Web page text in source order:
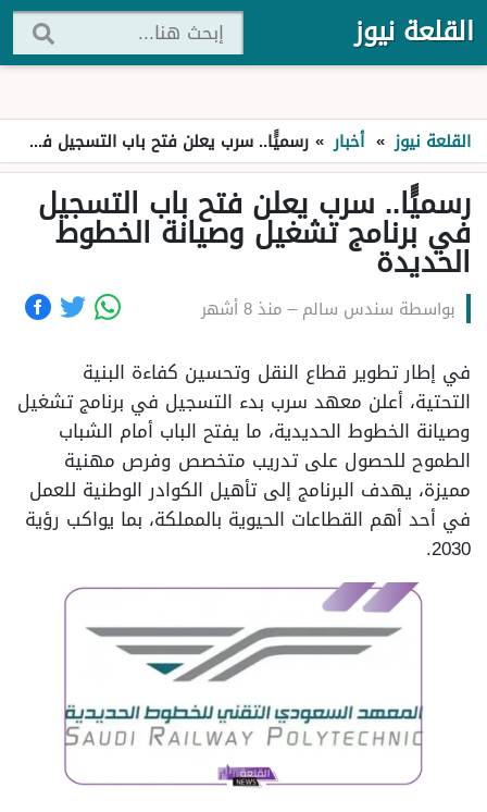
القلعة نيوز
القلعة نيوز » أخبار » رسميًًا.. سرب يعلن فتح باب التسجيل في برنامج تشغيل وصيانة الخطوط الحديدة
رسميًًا.. سرب يعلن فتح باب التسجيل
في برنامج تشغيل وصيانة الخطوط
الحديدة
بواسطة سندس سالم– منذ 8 أشهر
في إطار تطوير قطاع النقل وتحسين كفاءة البنية
التحتية، أعلن معهد سرب بدء التسجيل في برنامج تشغيل
وصيانة الخطوط الحديدية، ما يفتح الباب أمام الشباب
الطموح للحصول على تدريب متخصص وفرص مهنية
مميزة، يهدف البرنامج إلى تأهيل الكوادر الوطنية للعمل
في أحد أهم القطاعات الحيوية بالمملكة، بما يواكب رؤية
2030.